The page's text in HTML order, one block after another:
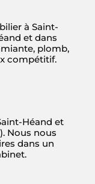
à Saint-
et dans
plomb,
compétitif.
Héand et
Nous nous
dans un